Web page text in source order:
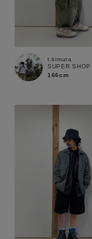
t.kimura
SUPER SHOP
166cm